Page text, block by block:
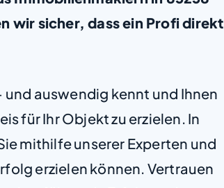
wir sicher, dass ein Profi direkt
auswendig kennt und Ihnen
für Ihr Objekt zu erzielen. In
mithilfe unserer Experten und
erzielen können. Vertrauen